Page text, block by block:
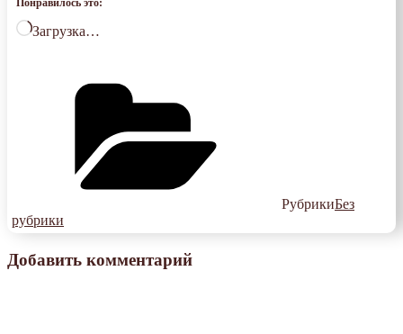
Понравилось это:
Загрузка…
РубрикиБез
рубрики
Добавить комментарий